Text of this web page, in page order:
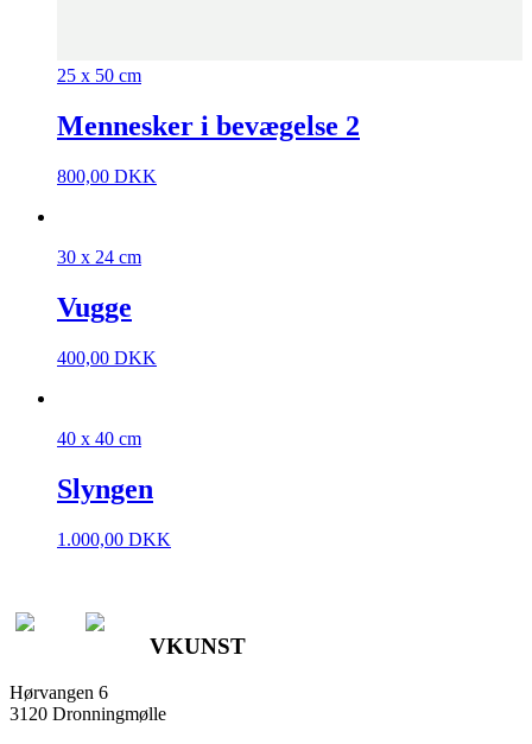
25 x 50 cm
Mennesker i bevægelse 2
800,00 DKK
30 x 24 cm
Vugge
400,00 DKK
40 x 40 cm
Slyngen
1.000,00 DKK
VKUNST
Hørvangen 6
3120 Dronningmølle